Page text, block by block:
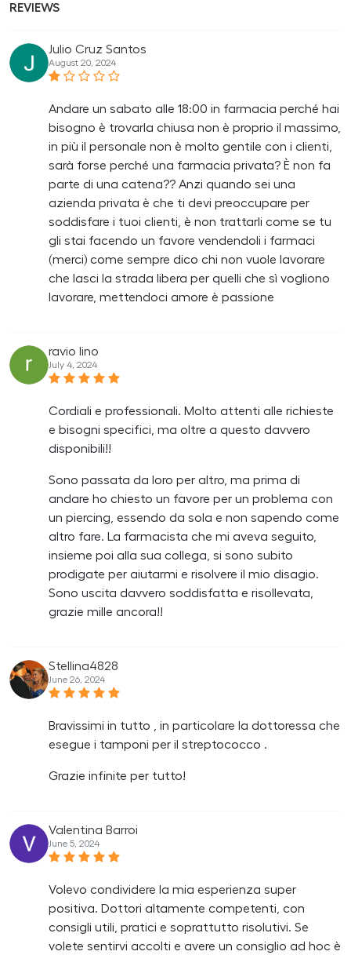
REVIEWS
Julio Cruz Santos
August 20, 2024
Andare un sabato alle 18:00 in farmacia perché hai
bisogno è trovarla chiusa non è proprio il massimo,
in più il personale non è molto gentile con i clienti,
sarà forse perché una farmacia privata? È non fa
parte di una catena?? Anzi quando sei una
azienda privata è che ti devi preoccupare per
soddisfare i tuoi clienti, è non trattarli come se tu
gli stai facendo un favore vendendoli i farmaci
(merci) come sempre dico chi non vuole lavorare
che lasci la strada libera per quelli che sì vogliono
lavorare, mettendoci amore è passione
ravio lino
July 4, 2024
Cordiali e professionali. Molto attenti alle richieste
e bisogni specifici, ma oltre a questo davvero
disponibili!!
Sono passata da loro per altro, ma prima di
andare ho chiesto un favore per un problema con
un piercing, essendo da sola e non sapendo come
altro fare. La farmacista che mi aveva seguito,
insieme poi alla sua collega, si sono subito
prodigate per aiutarmi e risolvere il mio disagio.
Sono uscita davvero soddisfatta e risollevata,
grazie mille ancora!!
Stellina4828
June 26, 2024
Bravissimi in tutto , in particolare la dottoressa che
esegue i tamponi per il streptococco .
Grazie infinite per tutto!
Valentina Barroi
June 5, 2024
Volevo condividere la mia esperienza super
positiva. Dottori altamente competenti, con
consigli utili, pratici e soprattutto risolutivi. Se
volete sentirvi accolti e avere un consiglio ad hoc è